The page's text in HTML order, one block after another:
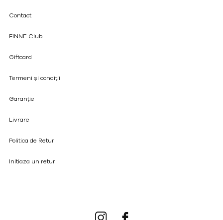
Contact
FINNE Club
Giftcard
Termeni și condiții
Garanție
Livrare
Politica de Retur
Initiaza un retur